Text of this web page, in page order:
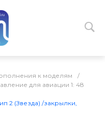
к моделям
/
для авиации 1: 48
2 (Звезда) /закрылки,